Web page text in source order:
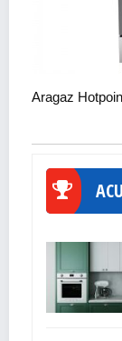
Aragaz